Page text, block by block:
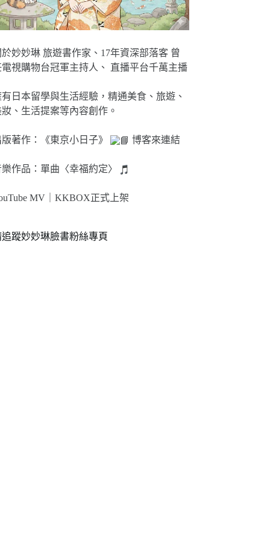
妙妙琳 旅遊書作家、17年資深部落客 曾
電視購物台冠軍主持人、 直播平台千萬主播
日本留學與生活經驗，精通美食、旅遊、
、生活提案等內容創作。
著作：《東京小日子》 博客來連結
作品：單曲〈幸福約定〉
MV｜KKBOX正式上架
追蹤妙妙琳臉書粉絲專頁